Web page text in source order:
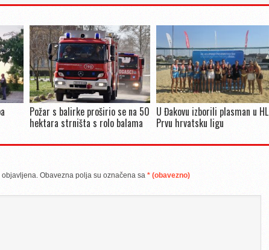
Požar s balirke proširio se na 50
hektara strništa s rolo balama
U Đakovu izborili plasman u HL
Prvu hrvatsku ligu
objavljena. Obavezna polja su označena sa * (obavezno)